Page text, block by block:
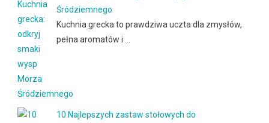
Śródziemnego
Kuchnia grecka to prawdziwa uczta dla zmysłów,
pełna aromatów i …
10 Najlepszych zastaw stołowych do